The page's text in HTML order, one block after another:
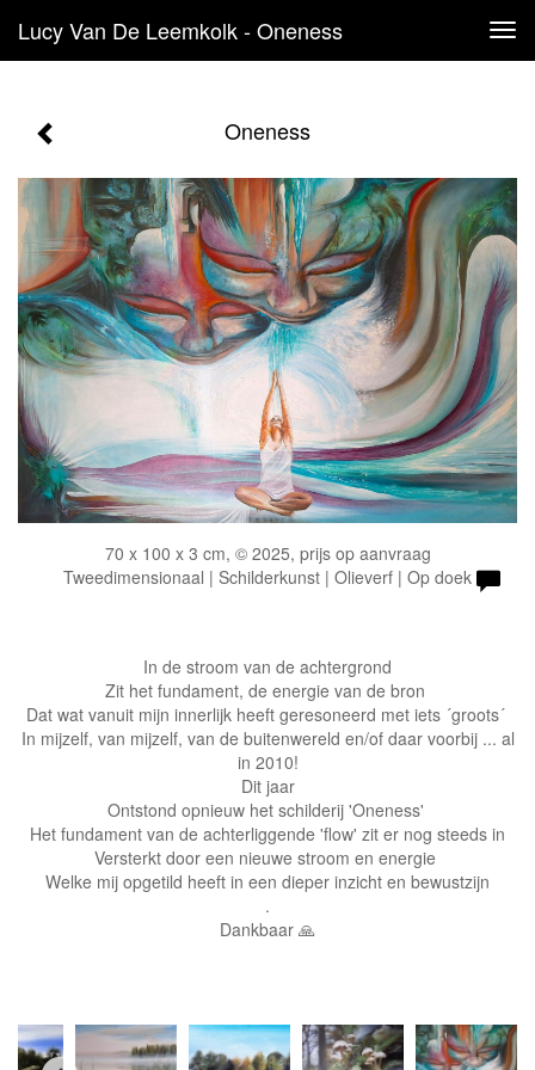
Lucy Van De Leemkolk - Oneness
Oneness
70 x 100 x 3 cm, © 2025, prijs op aanvraag
Tweedimensionaal | Schilderkunst | Olieverf | Op doek
In de stroom van de achtergrond
Zit het fundament, de energie van de bron
Dat wat vanuit mijn innerlijk heeft geresoneerd met iets ´groots´
In mijzelf, van mijzelf, van de buitenwereld en/of daar voorbij... al
in 2010!
Dit jaar
Ontstond opnieuw het schilderij 'Oneness'
Het fundament van de achterliggende 'flow' zit er nog steeds in
Versterkt door een nieuwe stroom en energie
Welke mij opgetild heeft in een dieper inzicht en bewustzijn
.
Dankbaar 🙏